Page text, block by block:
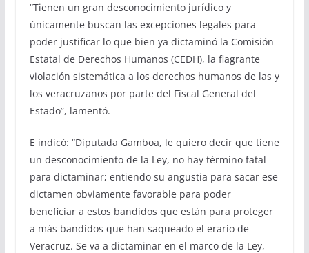
“Tienen un gran desconocimiento jurídico y
únicamente buscan las excepciones legales para
poder justificar lo que bien ya dictaminó la Comisión
Estatal de Derechos Humanos (CEDH), la flagrante
violación sistemática a los derechos humanos de las y
los veracruzanos por parte del Fiscal General del
Estado”, lamentó.
E indicó: “Diputada Gamboa, le quiero decir que tiene
un desconocimiento de la Ley, no hay término fatal
para dictaminar; entiendo su angustia para sacar ese
dictamen obviamente favorable para poder
beneficiar a estos bandidos que están para proteger
a más bandidos que han saqueado el erario de
Veracruz. Se va a dictaminar en el marco de la Ley,